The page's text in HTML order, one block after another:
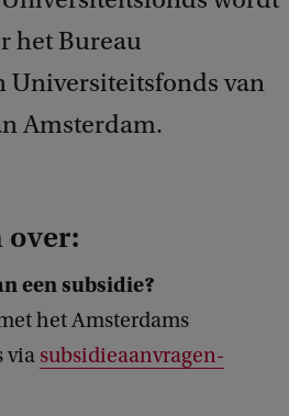
het Bureau
Universiteitsfonds van
Amsterdam.
over:
een subsidie?
het Amsterdams
via subsidieaanvragen-